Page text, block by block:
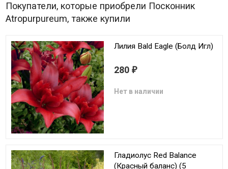
Покупатели, которые приобрели Посконник
Atropurpureum, также купили
Лилия Bald Eagle (Болд Игл)
280 ₽
Нет в наличии
Гладиолус Red Balance
(Красный баланс) (5